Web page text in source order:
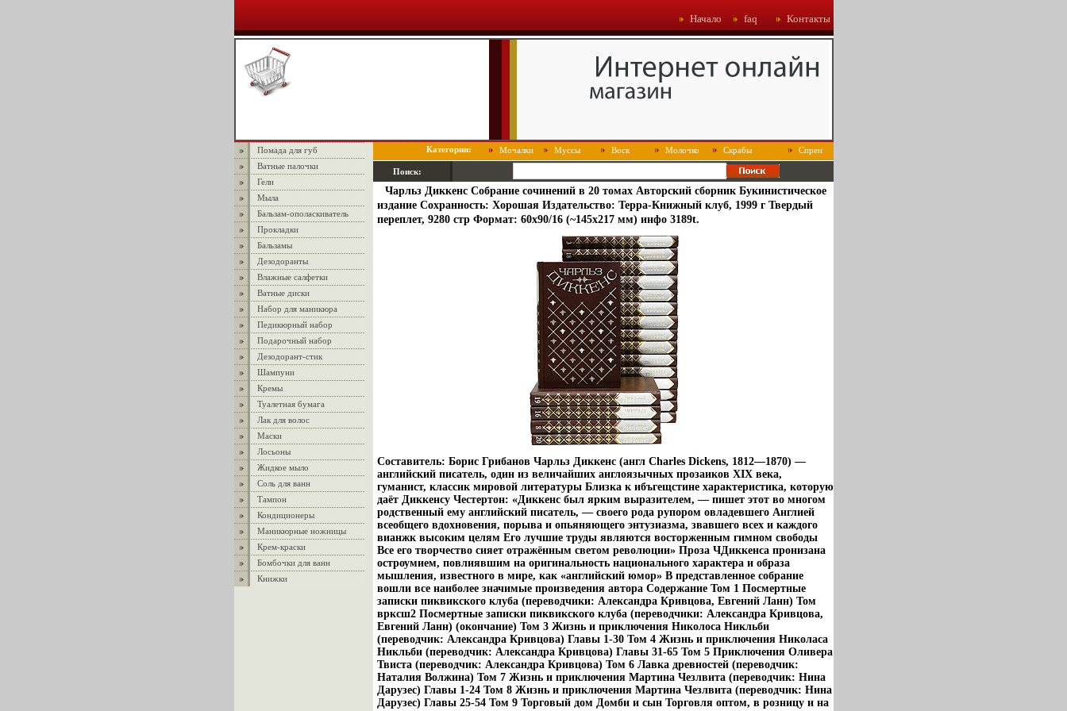
Начало faq Контакты
Помада для губ
Ватные палочки
Гели
Мыла
Бальзам-ополаскиватель
Прокладки
Бальзамы
Дезодоранты
Влажные салфетки
Ватные диски
Набор для маникюра
Педикюрный набор
Подарочный набор
Дезодорант-стик
Шампуни
Кремы
Туалетная бумага
Лак для волос
Маски
Лосьоны
Жидкое мыло
Соль для ванн
Тампон
Кондиционеры
Маникюрные ножницы
Крем-краски
Бомбочки для ванн
Книжки
Категории: Мочалки Муссы Воск Молочко Скрабы Спреи
Поиск:
Чарльз Диккенс Собрание сочинений в 20 томах Авторский сборник Букинистическое
издание Сохранность: Хорошая Издательство: Терра-Книжный клуб, 1999 г Твердый
переплет, 9280 стр Формат: 60x90/16 (~145х217 мм) инфо 3189t.
Составитель: Борис Грибанов Чарльз Диккенс (англ Charles Dickens, 1812—1870) —
английский писатель, один из величайших англоязычных прозаиков XIX века,
гуманист, классик мировой литературы Близка к ибъгещстине характеристика, которую
даёт Диккенсу Честертон: «Диккенс был ярким выразителем, — пишет этот во многом
родственный ему английский писатель, — своего рода рупором овладевшего Англией
всеобщего вдохновения, порыва и опьяняющего энтузиазма, звавшего всех и каждого
вианжк высоким целям Его лучшие труды являются восторженным гимном свободы
Все его творчество сияет отражённым светом революции» Проза ЧДиккенса пронизана
остроумием, повлиявшим на оригинальность национального характера и образа
мышления, известного в мире, как «английский юмор» В представленное собрание
вошли все наиболее значимые произведения автора Содержание Том 1 Посмертные
записки пиквикского клуба (переводчики: Александра Кривцова, Евгений Ланн) Том
врксш2 Посмертные записки пиквикского клуба (переводчики: Александра Кривцова,
Евгений Ланн) (окончание) Том 3 Жизнь и приключения Николоса Никльби
(переводчик: Александра Кривцова) Главы 1-30 Том 4 Жизнь и приключения Николаса
Никльби (переводчик: Александра Кривцова) Главы 31-65 Том 5 Приключения Оливера
Твиста (переводчик: Александра Кривцова) Том 6 Лавка древностей (переводчик:
Наталия Волжина) Том 7 Жизнь и приключения Мартина Чезлвита (переводчик: Нина
Дарузес) Главы 1-24 Том 8 Жизнь и приключения Мартина Чезлвита (переводчик: Нина
Дарузес) Главы 25-54 Том 9 Торговый дом Домби и сын Торговля оптом, в розницу и на